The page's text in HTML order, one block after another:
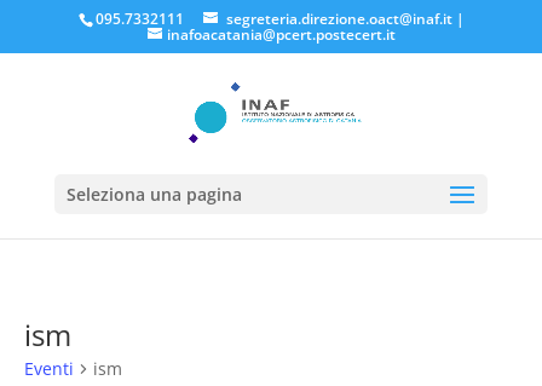
095.7332111 segreteria.direzione.oact@inaf.it|
inafoacatania@pcert.postecert.it
Seleziona una pagina
ism
Eventi ism